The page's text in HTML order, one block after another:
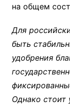
на общем
Для
быть
удобрения
Однако стоит